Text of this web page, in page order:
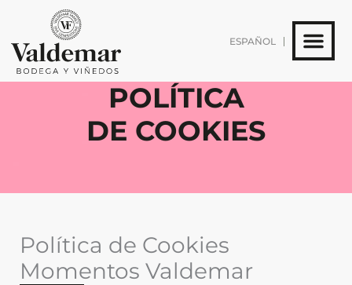
contenido
ESPAÑOL
POLÍTICA
DE COOKIES
Política de Cookies
Momentos Valdemar